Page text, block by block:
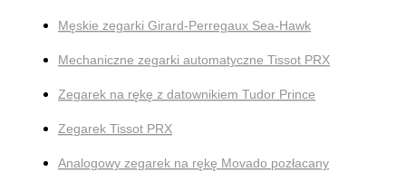
Męskie zegarki Girard-Perregaux Sea-Hawk
Mechaniczne zegarki automatyczne Tissot PRX
Zegarek na rękę z datownikiem Tudor Prince
Zegarek Tissot PRX
Analogowy zegarek na rękę Movado pozłacany